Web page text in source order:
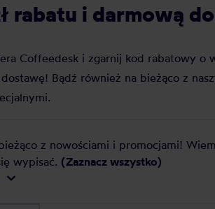
rabatu i darmową
Coffeedesk i zgarnij kod rabatowy o
Bądź również na bieżąco z
z nowościami i promocjami!
wypisać. (Zaznacz wszystko)